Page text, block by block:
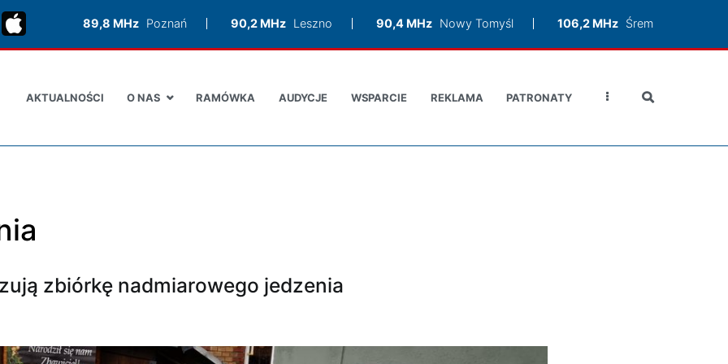
89,8 MHz Poznań 90,2 MHz Leszno 90,4 MHz Nowy Tomyśl 106,2 MHz Śrem
AKTUALNOŚCI O NAS RAMÓWKA AUDYCJE WSPARCIE REKLAMA PATRONATY
zbiórkę nadmiarowego jedzenia